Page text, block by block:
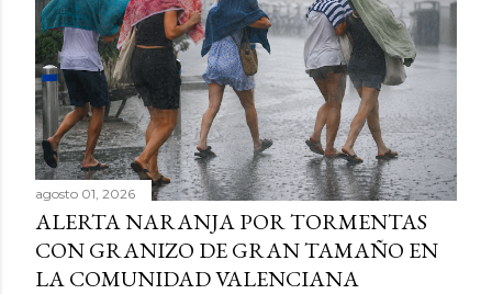
agosto 01, 2026
ALERTA NARANJA POR TORMENTAS
CON GRANIZO DE GRAN TAMAÑO EN
LA COMUNIDAD VALENCIANA